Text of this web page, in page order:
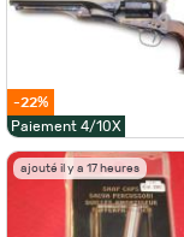
-22%
Paiement 4/10X
ajouté il y a 17 heures